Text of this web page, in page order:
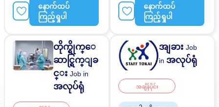
နောက်ထပ်
ကြည့်ရှုပါ
ႏိုင္ငံျခားသားအလုပ္
ေန႕အလိုက္ ပိုက္ဆံေပးျခ
င္း
နောက်ထပ်
ကြည့်ရှုပါ
တိုက္ရိုက္ေ
ဆာင္ရြက္ျခ
င္းJob in
အလုပ်ရုံ
အျခားJob
in အလုပ်ရုံ
အချိန်ပိုင်း